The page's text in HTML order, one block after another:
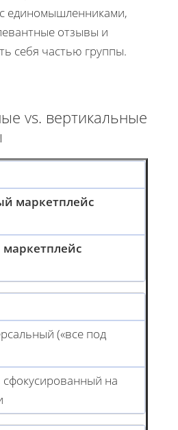
единомышленниками,
отзывы и
себя частью группы.
vs. вертикальные
маркетплейс
(«все под
сфокусированный на